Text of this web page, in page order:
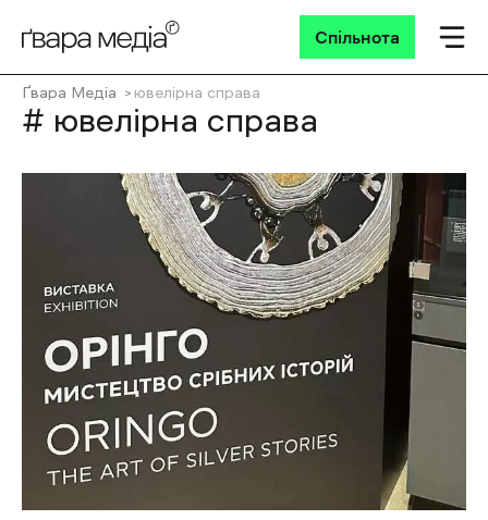
Спільнота
Ґвара Медіа ювелірна справа
# ювелірна справа